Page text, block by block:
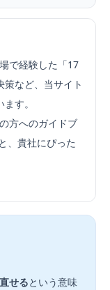
で経験した「17
など、当サイト
す。
方へのガイドブ
、貴社にぴった
せるという意味